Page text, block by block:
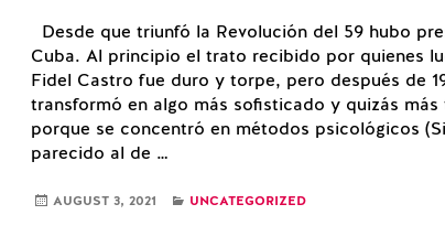
Desde que triunfó la Revolución del 59 hubo
Cuba. Al principio el trato recibido por quienes
Fidel Castro fue duro y torpe, pero después de
transformó en algo más sofisticado y quizás
porque se concentró en métodos psicológicos
parecido al de …
AUGUST 3, 2021 CATEGORIES
UNCATEGORIZED